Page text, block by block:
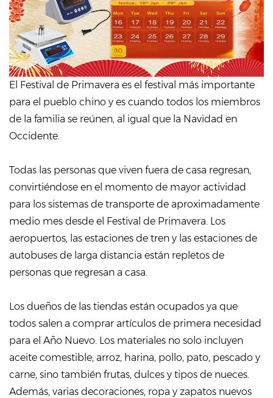
El Festival de Primavera es el festival más importante
para el pueblo chino y es cuando todos los miembros
de la familia se reúnen, al igual que la Navidad en
Occidente.
Todas las personas que viven fuera de casa regresan,
convirtiéndose en el momento de mayor actividad
para los sistemas de transporte de aproximadamente
medio mes desde el Festival de Primavera. Los
aeropuertos, las estaciones de tren y las estaciones de
autobuses de larga distancia están repletos de
personas que regresan a casa.
Los dueños de las tiendas están ocupados ya que
todos salen a comprar artículos de primera necesidad
para el Año Nuevo. Los materiales no solo incluyen
aceite comestible, arroz, harina, pollo, pato, pescado y
carne, sino también frutas, dulces y tipos de nueces.
Además, varias decoraciones, ropa y zapatos nuevos